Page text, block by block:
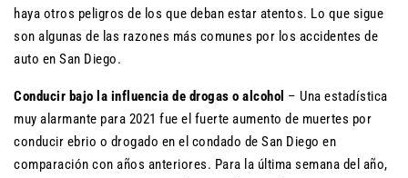
haya otros peligros de los que deban estar atentos. Lo que sigue
son algunas de las razones más comunes por los accidentes de
auto en San Diego.
Conducir bajo la influencia de drogas o alcohol – Una estadística
muy alarmante para 2021 fue el fuerte aumento de muertes por
conducir ebrio o drogado en el condado de San Diego en
comparación con años anteriores. Para la última semana del año,